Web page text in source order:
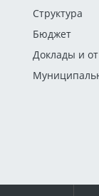
Структура
Бюджет
Доклады и